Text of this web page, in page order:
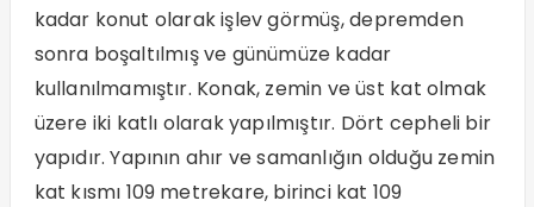
kadar konut olarak işlev görmüş, depremden
sonra boşaltılmış ve günümüze kadar
kullanılmamıştır. Konak, zemin ve üst kat olmak
üzere iki katlı olarak yapılmıştır. Dört cepheli bir
yapıdır. Yapının ahır ve samanlığın olduğu zemin
kat kısmı 109 metrekare, birinci kat 109